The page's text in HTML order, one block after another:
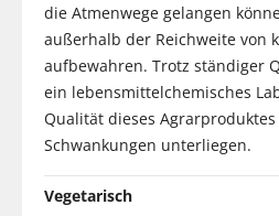
die Atmenwege gelangen
außerhalb der Reichweite von
aufbewahren. Trotz ständiger
ein lebensmittelchemisches
Qualität dieses
Schwankungen unterliegen.
Vegetarisch